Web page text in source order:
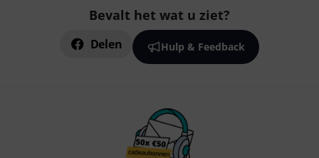
Bevalt het wat u ziet?
Delen Hulp & Feedback